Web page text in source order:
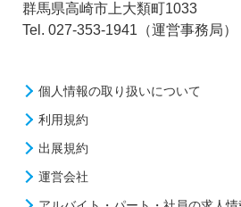
群馬県高崎市上大類町1033
Tel. 027-353-1941（運営事務局）
個人情報の取り扱いについて
利用規約
出展規約
運営会社